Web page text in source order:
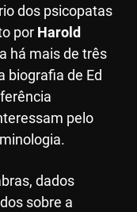
dos psicopatas
por Harold
há mais de três
biografia de Ed
pelo
dados
sobre a